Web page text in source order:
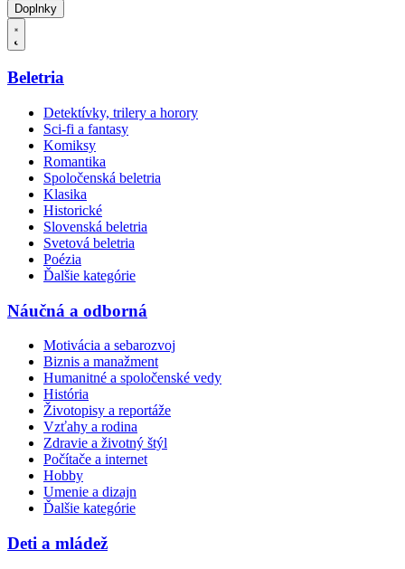
Doplnky
Beletria
Detektívky, trilery a horory
Sci-fi a fantasy
Komiksy
Romantika
Spoločenská beletria
Klasika
Historické
Slovenská beletria
Svetová beletria
Poézia
Ďalšie kategórie
Náučná a odborná
Motivácia a sebarozvoj
Biznis a manažment
Humanitné a spoločenské vedy
História
Životopisy a reportáže
Vzťahy a rodina
Zdravie a životný štýl
Počítače a internet
Hobby
Umenie a dizajn
Ďalšie kategórie
Deti a mládež